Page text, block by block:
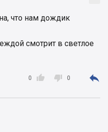
что нам дождик
смотрит в светлое

0  0 